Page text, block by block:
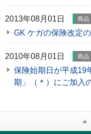
2013年08月01日 商品
GK ケガの保険改定
2010年08月01日 商品
保険始期日が平成19
期」（＊）にご加入